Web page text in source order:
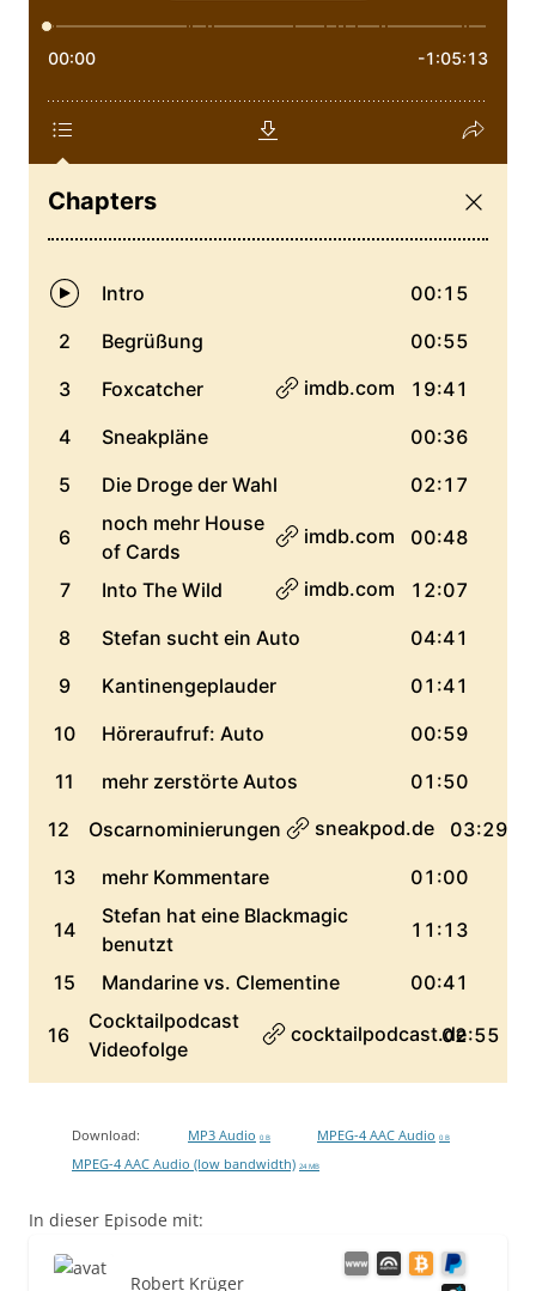
Download: MP3 Audio 0 B MPEG-4 AAC Audio 0 B
MPEG-4 AAC Audio (low bandwidth) 24 MB
In dieser Episode mit:
Robert Krüger